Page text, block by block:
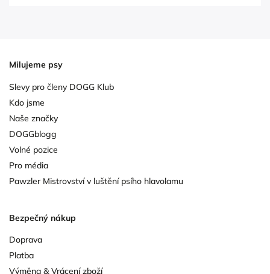
Milujeme psy
Slevy pro členy DOGG Klub
Kdo jsme
Naše značky
DOGGblogg
Volné pozice
Pro média
Pawzler Mistrovství v luštění psího hlavolamu
Bezpečný nákup
Doprava
Platba
Výměna & Vrácení zboží